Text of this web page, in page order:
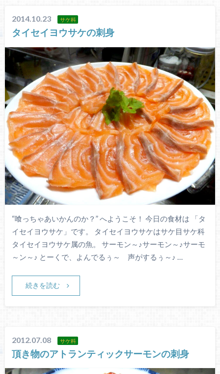
2014.10.23 サケ科
タイセイヨウサケの刺身
“喰っちゃあいかんのか？” へようこそ！ 今日の食材は 「タ
イセイヨウサケ」です。 タイセイヨウサケはサケ目サケ科
タイセイヨウサケ属の魚。 サーモン～♪サーモン～♪サーモ
～ン～♪ とーくで、よんでるぅ～ 声がするぅ～♪ …
続きを読む
2012.07.08 サケ科
頂き物のアトランティックサーモンの刺身